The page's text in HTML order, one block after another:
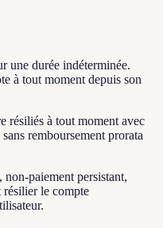
une durée indéterminée.
à tout moment depuis son
résiliés à tout moment avec
remboursement prorata
paiement persistant,
résilier le compte